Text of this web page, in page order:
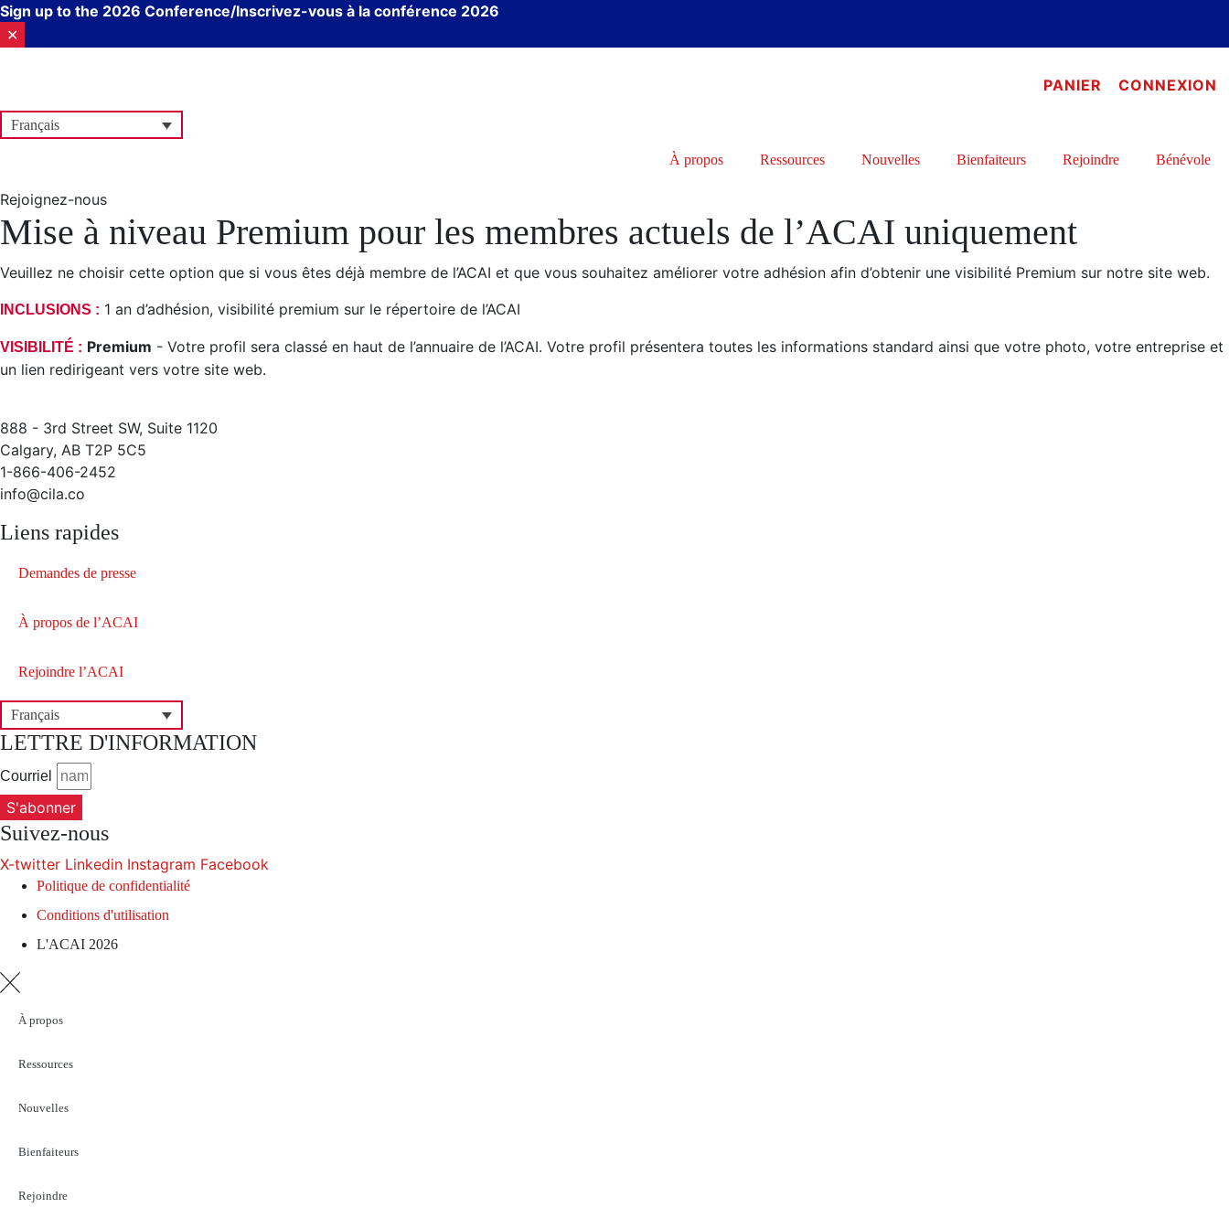
Sign up to the 2026 Conference/Inscrivez-vous à la conférence 2026
✕
PANIER CONNEXION
Français
À propos Ressources Nouvelles Bienfaiteurs Rejoindre Bénévole
Rejoignez-nous
Mise à niveau Premium pour les membres actuels de l’ACAI uniquement
Veuillez ne choisir cette option que si vous êtes déjà membre de l’ACAI et que vous souhaitez améliorer votre adhésion afin d’obtenir une visibilité Premium sur notre site web.
INCLUSIONS : 1 an d’adhésion, visibilité premium sur le répertoire de l’ACAI
VISIBILITÉ : Premium - Votre profil sera classé en haut de l’annuaire de l’ACAI. Votre profil présentera toutes les informations standard ainsi que votre photo, votre entreprise et
un lien redirigeant vers votre site web.
888 - 3rd Street SW, Suite 1120
Calgary, AB T2P 5C5
1-866-406-2452
info@cila.co
Liens rapides
Demandes de presse
À propos de l’ACAI
Rejoindre l’ACAI
Français
LETTRE D'INFORMATION
Courriel
S'abonner
Suivez-nous
X-twitter Linkedin Instagram Facebook
Politique de confidentialité
Conditions d'utilisation
L'ACAI 2026
À propos
Ressources
Nouvelles
Bienfaiteurs
Rejoindre